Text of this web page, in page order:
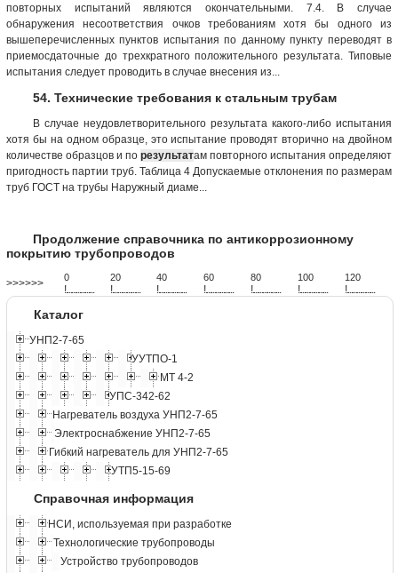
повторных испытаний являются окончательными. 7.4. В случае
обнаружения несоответствия очков требованиям хотя бы одного из
вышеперечисленных пунктов испытания по данному пункту переводят в
приемосдаточные до трехкратного положительного результата. Типовые
испытания следует проводить в случае внесения из...
54. Технические требования к стальным трубам
В случае неудовлетворительного результата какого-либо испытания
хотя бы на одном образце, это испытание проводят вторично на двойном
количестве образцов и по результатам повторного испытания определяют
пригодность партии труб. Таблица 4 Допускаемые отклонения по размерам
труб ГОСТ на трубы Наружный диаме...
Продолжение справочника по антикоррозионному
покрытию трубопроводов
>>>>>> 0
!...................
20
!...................
40
!...................
60
!...................
80
!...................
100
!...................
120
!...................
Каталог
УНП2-7-65
УУТПО-1
МТ 4-2
УПС-342-62
Нагреватель воздуха УНП2-7-65
Электроснабжение УНП2-7-65
Гибкий нагреватель для УНП2-7-65
УТП5-15-69
Справочная информация
НСИ, используемая при разработке
Технологические трубопроводы
Устройство трубопроводов